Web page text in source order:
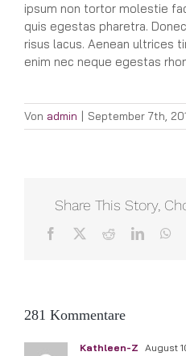
ipsum non tortor molestie
quis egestas pharetra.
risus lacus. Aenean ultrices
enim nec neque egestas
Von admin | September 7th,
Share This Story,
Facebook RedditLinkedIn
281 Kommentare
Kathleen-Z August